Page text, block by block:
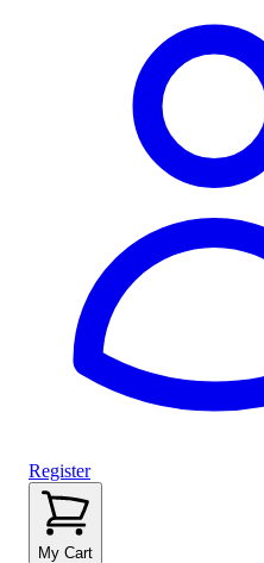
Register
My Cart